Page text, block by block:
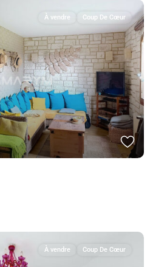
À vendre Coup De Cœur
À vendre Coup De Cœur